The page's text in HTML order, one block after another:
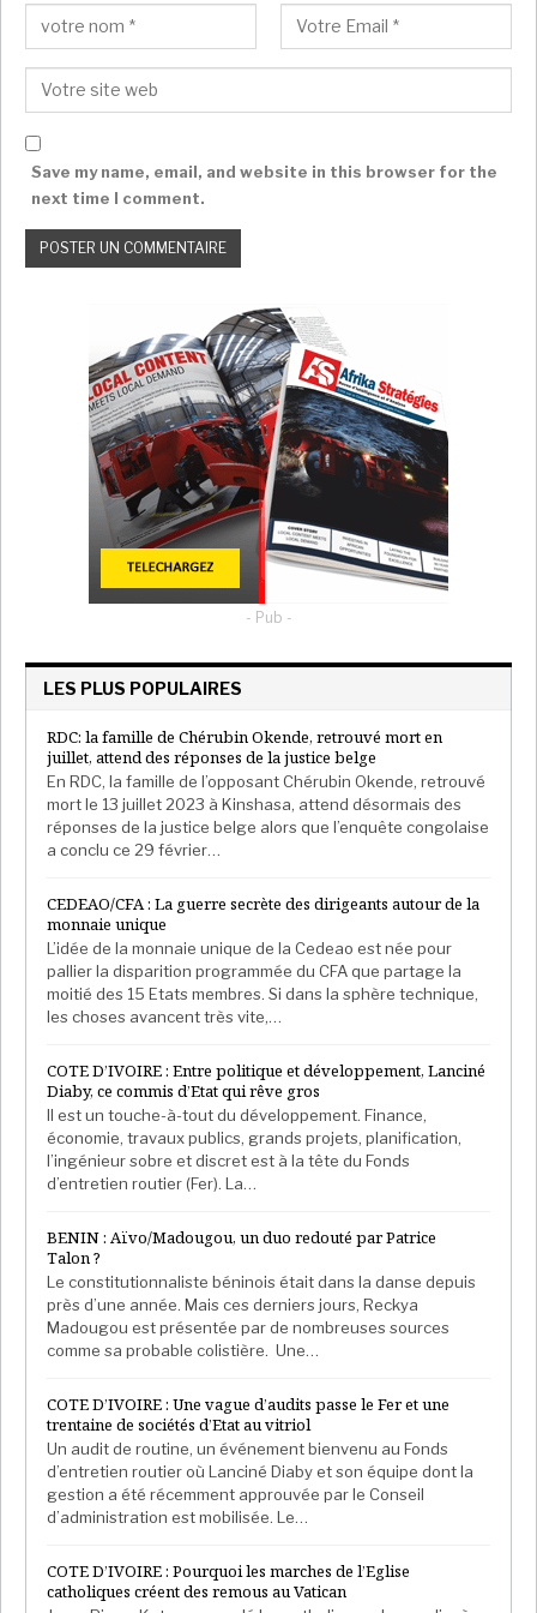
population (53%) a accès à l’électricité ou à des
formes d’énergies modernes. On peut ne pas s’en
rendre compte quand on habite Lomé où l’accès au
courant électrique est presque garantie et le recours
frais de transports, les 10% d’augmentation de la
valeur indiciaire salariale ciblent la minorité
milieux urbains. Les prix de transports ayant grimpé,
constituant la base de l’alimentation sont hors du
prix. C’est la première préoccupation des togolais,
manger. Ensuite, pouvoir se soigner, les mesures
ayant malheureusement laissé sur le carreau la santé.
Il faut des dispositions complémentaires urgentes
pour conforter lesdites mesures.
Suppléments et réajustements utiles
Le gouvernement aurait pu se livrer à des mesures
générales. Le rachat et la mise en vente par l’état,
notamment en milieux rural et semi-urbain et à prix
tonnes de maïs, de riz, de gari, d’huile, de lait, de blé et
la population. L’élargissement de la couverture
médicale universelle aux enfants et aux personnes
âgées impacterait le quotidien des familles modestes.
Le retour aux prix de juillet dernier du gaz
domestique et des produits pétroliers rendrait plus
populations ne comprennent rien. Le contrôle de la
gratuité de l’école dans tout le pays du primaire et du
secondaire pour tous et la mise en place de la
gratuité totale pour les filières techniques et à
de certaines taxes dont notamment celle sur
l’habitation imputable aux factures électriques, des
frais de péages pour les engins à deux roues et la
suspension des taxes dans les marchés pour les
bonnes dames sont urgentes. En ce qui concerne la
sensiblement les bas salaires (moins de 120.000) par
un ajustement de 30% par exemple contre 20% pour
les salaires intermédiaires (120.001 F à 200.000 F) et
10% pour les salaires plafonnés à 300.000 et enfin
L’annonce de la réduction des salaires politiques
(chef de l’état, premier ministre, présidents
d’institution, ministres, maires, députés etc.) au profit
de la création d’un fond spécial de lutte contre la
cherté de vie aura un effet psychologique consolant
par des systèmes transparents du cash, de l’argent
Save my name, email, and website in this browser for the
next time I comment.
- Pub -
LES PLUS POPULAIRES
RDC: la famille de Chérubin Okende, retrouvé mort en
juillet, attend des réponses de la justice belge
En RDC, la famille de l’opposant Chérubin Okende, retrouvé
mort le 13 juillet 2023 à Kinshasa, attend désormais des
réponses de la justice belge alors que l’enquête congolaise
a conclu ce 29 février…
CEDEAO/CFA : La guerre secrète des dirigeants autour de la
monnaie unique
L’idée de la monnaie unique de la Cedeao est née pour
pallier la disparition programmée du CFA que partage la
moitié des 15 Etats membres. Si dans la sphère technique,
les choses avancent très vite,…
COTE D’IVOIRE : Entre politique et développement, Lanciné
Diaby, ce commis d’Etat qui rêve gros
Il est un touche-à-tout du développement. Finance,
économie, travaux publics, grands projets, planification,
l’ingénieur sobre et discret est à la tête du Fonds
d’entretien routier (Fer). La…
BENIN : Aïvo/Madougou, un duo redouté par Patrice
Talon ?
Le constitutionnaliste béninois était dans la danse depuis
près d’une année. Mais ces derniers jours, Reckya
Madougou est présentée par de nombreuses sources
comme sa probable colistière. Une…
COTE D’IVOIRE : Une vague d’audits passe le Fer et une
trentaine de sociétés d’Etat au vitriol
Un audit de routine, un événement bienvenu au Fonds
d’entretien routier où Lanciné Diaby et son équipe dont la
gestion a été récemment approuvée par le Conseil
d’administration est mobilisée. Le…
COTE D’IVOIRE : Pourquoi les marches de l’Eglise
catholiques créent des remous au Vatican